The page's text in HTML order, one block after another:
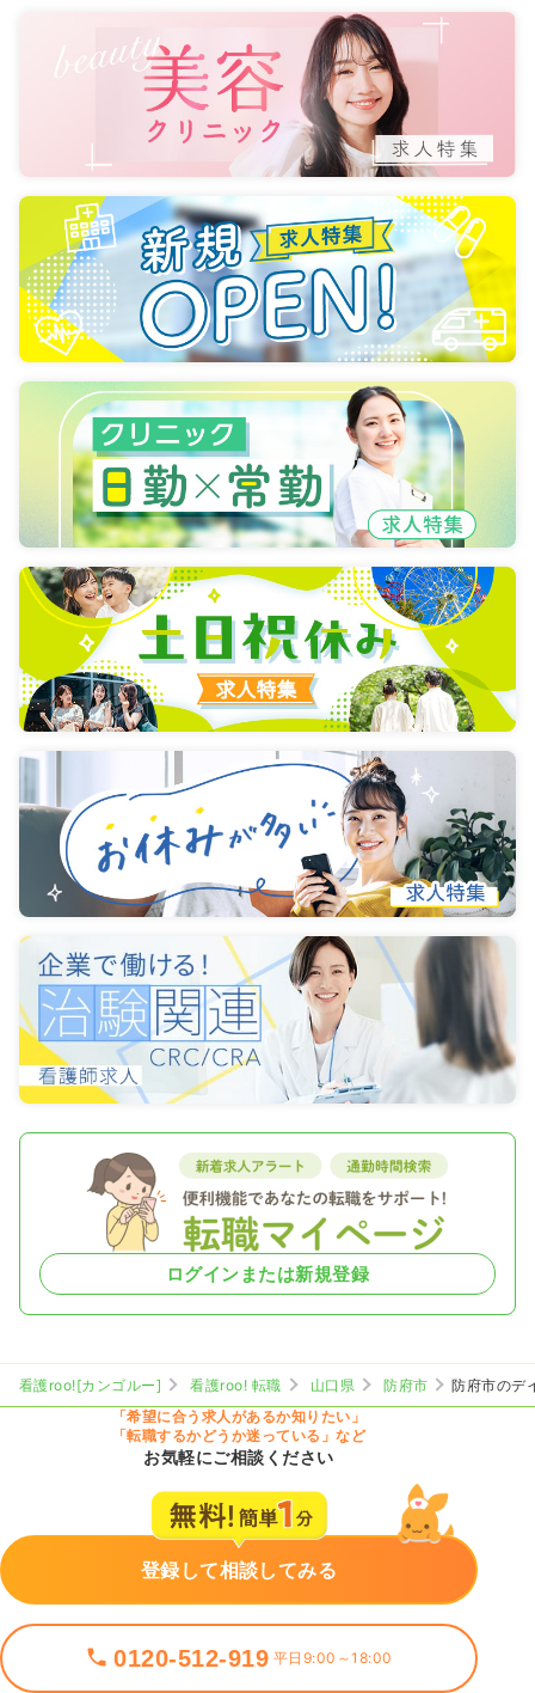
ログインまたは新規登録
看護roo![カンゴルー] 看護roo! 転職 山口県 防府市
防府市のデ
「希望に合う求人があるか知りたい」
「転職するかどうか迷っている」など
お気軽にご相談ください
登録して相談してみる
0120-512-919 平日9:00～18:00